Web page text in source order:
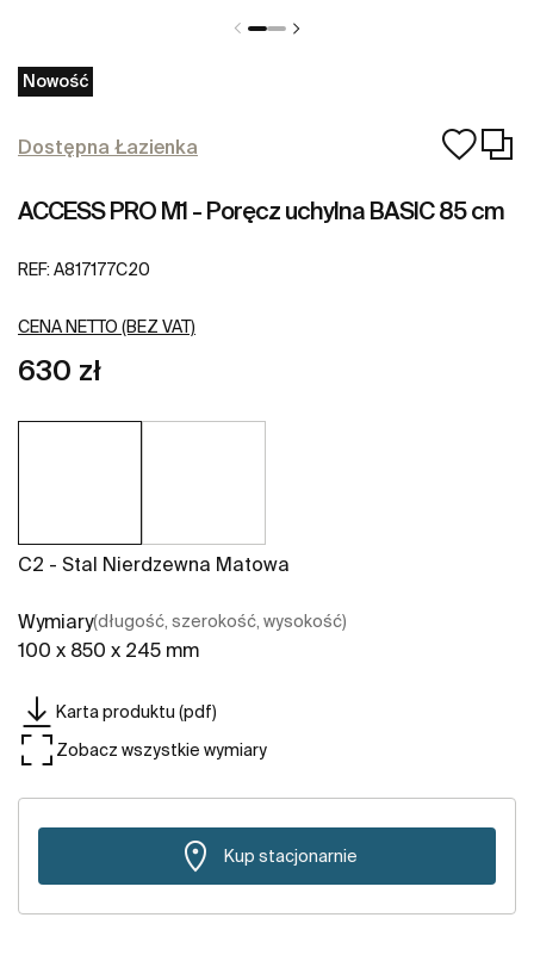
Nowość
Dostępna Łazienka
ACCESS PRO M1 - Poręcz uchylna BASIC 85 cm
REF: A817177C20
CENA NETTO (BEZ VAT)
630 zł
C2 - Stal Nierdzewna Matowa
Wymiary(długość, szerokość, wysokość)
100 x 850 x 245 mm
Karta produktu (pdf)
Zobacz wszystkie wymiary
Kup stacjonarnie